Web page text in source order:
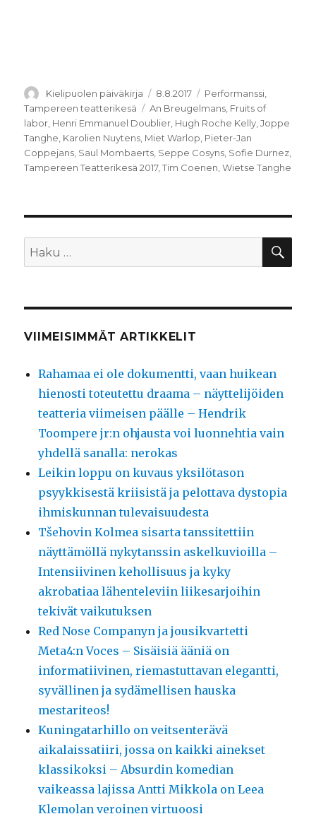
Kirjoittaja
Kielipuolen päiväkirja Julkaistu
8.8.2017 Kategoriat
Performanssi
Tampereen teatterikesä
Avainsanat
An Breugelmans Fruits of
labor Henri Emmanuel Doublier Hugh Roche Kelly ,Joppe
Tanghe Karolien Nuytens Miet Warlop Pieter-Jan
Coppejans Saul Mombaerts Seppe Cosyns Sofie Durnez
Tampereen Teatterikesä 2017,Tim Coenen ,Wietse Tanghe
Etsi:
VIIMEISIMMÄT ARTIKKELIT
Rahamaa ei ole dokumentti, vaan huikean
hienosti toteutettu draama – näyttelijöiden
teatteria viimeisen päälle – Hendrik
Toompere jr:n ohjausta voi luonnehtia vain
yhdellä sanalla: nerokas
Leikin loppu on kuvaus yksilötason
psyykkisestä kriisistä ja pelottava dystopia
ihmiskunnan tulevaisuudesta
Tšehovin Kolmea sisarta tanssitettiin
näyttämöllä nykytanssin askelkuvioilla –
Intensiivinen kehollisuus ja kyky
akrobatiaa lähenteleviin liikesarjoihin
tekivät vaikutuksen
Red Nose Companyn ja jousikvartetti
Meta4:n Voces – Sisäisiä ääniä on
informatiivinen, riemastuttavan elegantti,
syvällinen ja sydämellisen hauska
mestariteos!
Kuningatarhillo on veitsenterävä
aikalaissatiiri, jossa on kaikki ainekset
klassikoksi – Absurdin komedian
vaikeassa lajissa Antti Mikkola on Leea
Klemolan veroinen virtuoosi